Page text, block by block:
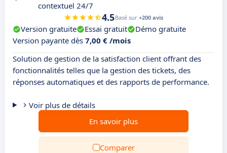
contextuel 24/7
4.5Basé sur +200 avis
Version gratuite Essai gratuit
Démo gratuite
Version payante dès 7,00 € /mois
Solution de gestion de la satisfaction client offrant des
fonctionnalités telles que la gestion des tickets, des
réponses automatiques et des rapports de performance.
Voir plus de détails
En savoir plus
Comparer